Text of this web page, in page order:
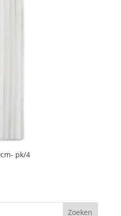
pk/4
Zoeken